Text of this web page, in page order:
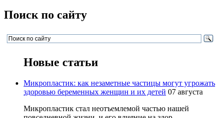
Поиск по сайту
Новые статьи
Микропластик: как незаметные частицы могут угрожать
здоровью беременных женщин и их детей 07 августа
Микропластик стал неотъемлемой частью нашей